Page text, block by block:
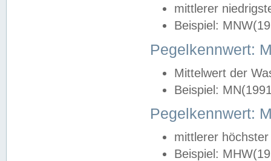
mittlerer
Beispiel:
Pegelkennwert:
Mittelwert der
Beispiel:
Pegelkennwert:
mittlerer
Beispiel: